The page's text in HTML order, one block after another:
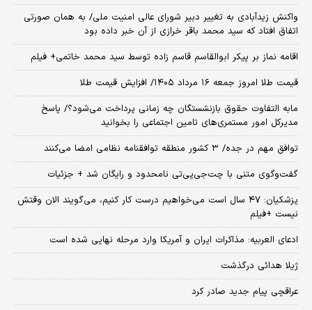
واکنش زیدآبادی به تغییر دبیر شورای عالی امنیت ملی/ به همان صورتی
اتفاق افتاد که سید محمد باقر خرازی از آن خبر داده بود
اقامه نماز بر پیکر ابوالقاسم قاسم زاده توسط سید محمد خاتمی+ فیلم
قیمت طلا امروز جمعه ۱۶ مرداد ۱۴۰۵/ افزایش قیمت طلا
مابه التفاوت حقوق بازنشستگان چه زمانی پرداخت می‌شود؟/ پاسخ
مدیرکل امور مستمری‌های تامین اجتماعی را بخوانید
توافق مهم در جده/ ۳ کشور منطقه توافقنامه نظامی امضا می‌کنند
گفت‌وگوی متنی با چت‌جی‌پی‌تی نامحدود و رایگان شد + جزئیات
پزشکیان: ۴۷ سال است می‌خواهیم درست کار کنیم، می‌گویند الان وقتش
نیست +فیلم
ادعای العربیه: مذاکرات ایران و آمریکا وارد مرحله نهایی شده است
ژیلا هدائی درگذشت
عراقچی پیام جدید صادر کرد